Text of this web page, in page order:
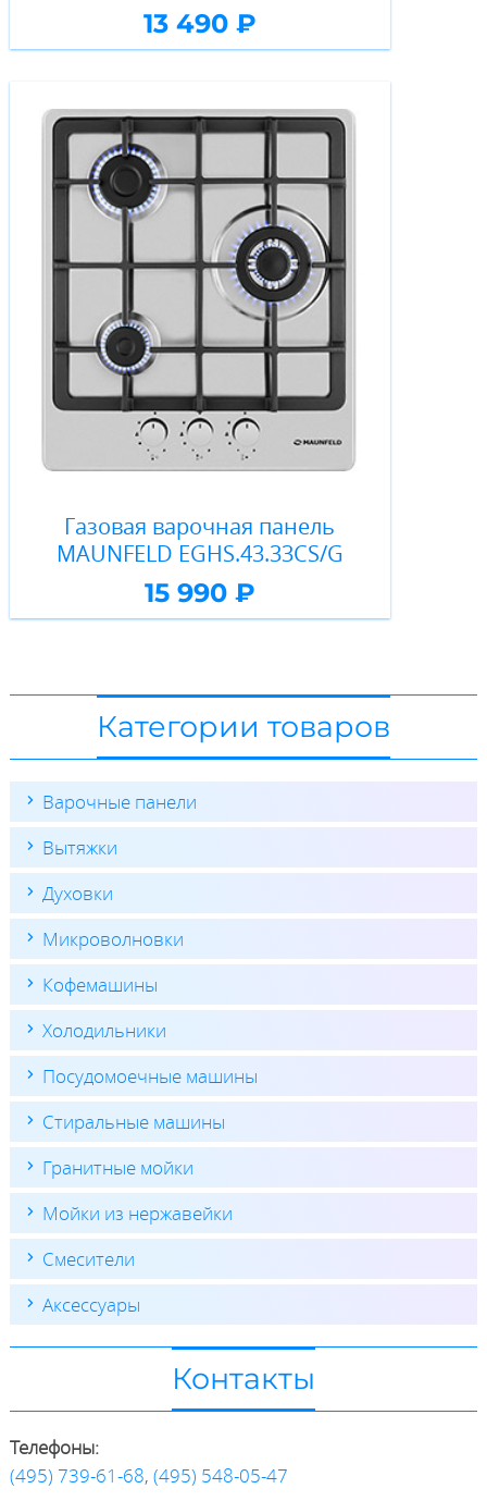
13 490 ₽
Газовая варочная панель
MAUNFELD EGHS.43.33CS/G
15 990 ₽
Категории товаров
Варочные панели
Вытяжки
Духовки
Микроволновки
Кофемашины
Холодильники
Посудомоечные машины
Стиральные машины
Гранитные мойки
Мойки из нержавейки
Смесители
Аксессуары
Контакты
Телефоны:
(495) 739-61-68, (495) 548-05-47